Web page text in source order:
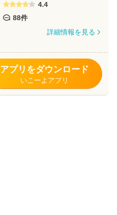
4.4
88件
詳細情報を見る
アプリをダウンロード
いこーよアプリ